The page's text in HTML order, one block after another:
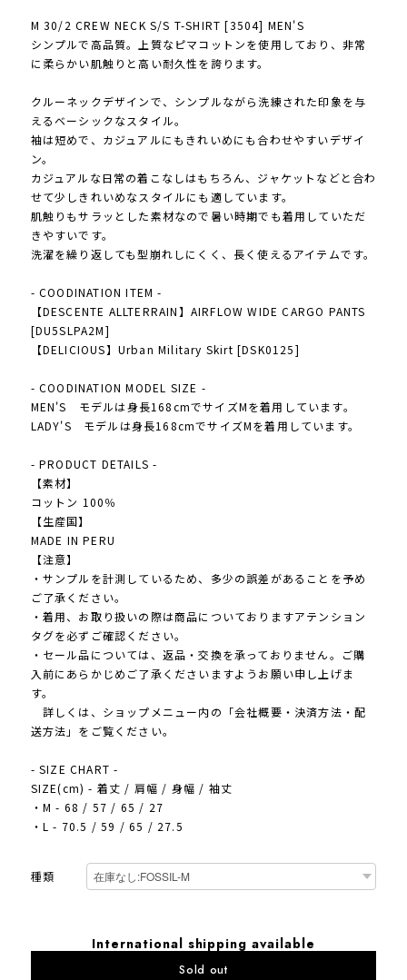
M 30/2 CREW NECK S/S T-SHIRT [3504] MEN'S
シンプルで高品質。上質なピマコットンを使用しており、非常
に柔らかい肌触りと高い耐久性を誇ります。
クルーネックデザインで、シンプルながら洗練された印象を与
えるベーシックなスタイル。
袖は短めで、カジュアルにもきれいめにも合わせやすいデザイ
ン。
カジュアルな日常の着こなしはもちろん、ジャケットなどと合わ
せて少しきれいめなスタイルにも適しています。
肌触りもサラッとした素材なので暑い時期でも着用していただ
きやすいです。
洗濯を繰り返しても型崩れしにくく、長く使えるアイテムです。
- COODINATION ITEM -
【DESCENTE ALLTERRAIN】AIRFLOW WIDE CARGO PANTS
[DU5SLPA2M]
【DELICIOUS】Urban Military Skirt [DSK0125]
- COODINATION MODEL SIZE -
MEN'S モデルは身長168cmでサイズMを着用しています。
LADY'S モデルは身長168cmでサイズMを着用しています。
- PRODUCT DETAILS -
【素材】
コットン 100％
【生産国】
MADE IN PERU
【注意】
・サンプルを計測しているため、多少の誤差があることを予め
ご了承ください。
・着用、お取り扱いの際は商品についておりますアテンション
タグを必ずご確認ください。
・セール品については、返品・交換を承っておりません。ご購
入前にあらかじめご了承くださいますようお願い申し上げま
す。
詳しくは、ショップメニュー内の「会社概要・決済方法・配
送方法」をご覧ください。
- SIZE CHART -
SIZE(cm) - 着丈 / 肩幅 / 身幅 / 袖丈
・M - 68 / 57 / 65 / 27
・L - 70.5 / 59 / 65 / 27.5
種類
International shipping available
Sold out